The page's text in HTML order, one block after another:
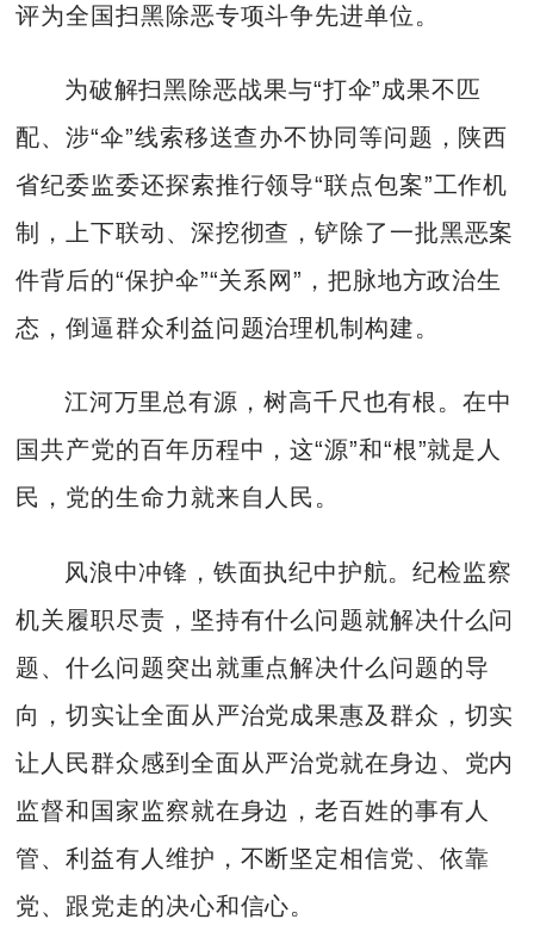
评为全国扫黑除恶专项斗争先进单位。
为破解扫黑除恶战果与“打伞”成果不匹
配、涉“伞”线索移送查办不协同等问题，陕西
省纪委监委还探索推行领导“联点包案”工作机
制，上下联动、深挖彻查，铲除了一批黑恶案
件背后的“保护伞”“关系网”，把脉地方政治生
态，倒逼群众利益问题治理机制构建。
江河万里总有源，树高千尺也有根。在中
国共产党的百年历程中，这“源”和“根”就是人
民，党的生命力就来自人民。
风浪中冲锋，铁面执纪中护航。纪检监察
机关履职尽责，坚持有什么问题就解决什么问
题、什么问题突出就重点解决什么问题的导
向，切实让全面从严治党成果惠及群众，切实
让人民群众感到全面从严治党就在身边、党内
监督和国家监察就在身边，老百姓的事有人
管、利益有人维护，不断坚定相信党、依靠
党、跟党走的决心和信心。